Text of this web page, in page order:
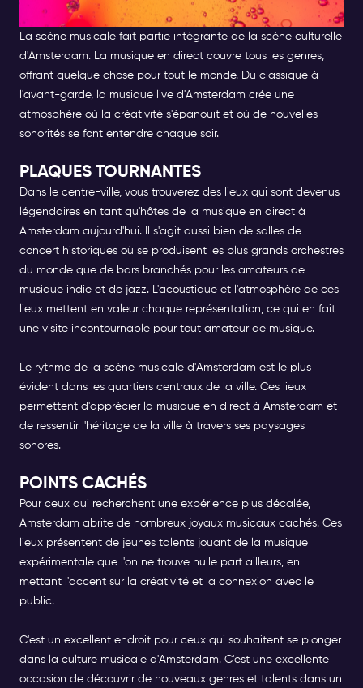
DIRECT À AMSTERDAM
La scène musicale fait partie intégrante de la scène culturelle
d'Amsterdam. La musique en direct couvre tous les genres,
offrant quelque chose pour tout le monde. Du classique à
l'avant-garde, la musique live d'Amsterdam crée une
atmosphère où la créativité s'épanouit et où de nouvelles
sonorités se font entendre chaque soir.
PLAQUES TOURNANTES
Dans le centre-ville, vous trouverez des lieux qui sont devenus
légendaires en tant qu'hôtes de la musique en direct à
Amsterdam aujourd'hui. Il s'agit aussi bien de salles de
concert historiques où se produisent les plus grands orchestres
du monde que de bars branchés pour les amateurs de
musique indie et de jazz. L'acoustique et l'atmosphère de ces
lieux mettent en valeur chaque représentation, ce qui en fait
une visite incontournable pour tout amateur de musique.
Le rythme de la scène musicale d'Amsterdam est le plus
évident dans les quartiers centraux de la ville. Ces lieux
permettent d'apprécier la musique en direct à Amsterdam et
de ressentir l'héritage de la ville à travers ses paysages
sonores.
POINTS CACHÉS
Pour ceux qui recherchent une expérience plus décalée,
Amsterdam abrite de nombreux joyaux musicaux cachés. Ces
lieux présentent de jeunes talents jouant de la musique
expérimentale que l'on ne trouve nulle part ailleurs, en
mettant l'accent sur la créativité et la connexion avec le
public.
C'est un excellent endroit pour ceux qui souhaitent se plonger
dans la culture musicale d'Amsterdam. C'est une excellente
occasion de découvrir de nouveaux genres et talents dans un